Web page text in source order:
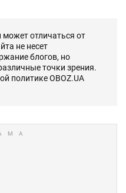
может отличаться от
не несет
блогов, но
точки зрения.
политике OBOZ.UA